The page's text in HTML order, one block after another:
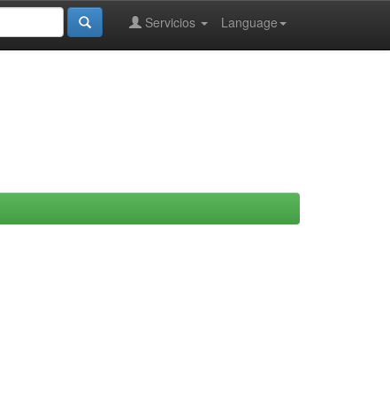
Language
Servicios